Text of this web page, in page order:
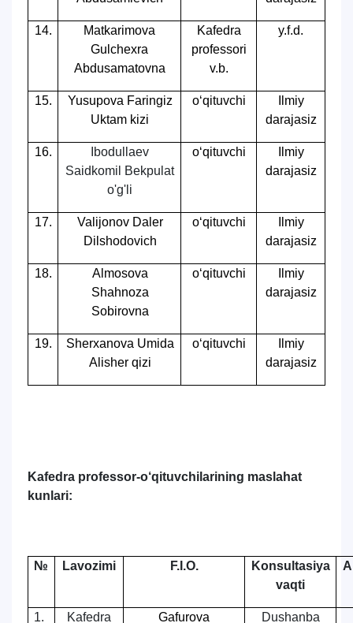
14.
Matkarimova
Gulchexra
Abdusamatovna
Kafedra
professori
v.b.
y.f.d.
15.
Yusupova Faringiz
Uktam kizi
o‘qituvchi
Ilmiy
darajasiz
16.
Ibodullaev
Saidkomil Bekpulat
o'g'li
o‘qituvchi
Ilmiy
darajasiz
17.
Valijonov Daler
Dilshodovich
o‘qituvchi
Ilmiy
darajasiz
18.
Almosova
Shahnoza
Sobirovna
o‘qituvchi
Ilmiy
darajasiz
19.
Sherxanova Umida
Alisher qizi
o‘qituvchi
Ilmiy
darajasiz
Kafedra professor-o‘qituvchilarining maslahat
kunlari:
№ Lavozimi F.I.O.
Konsultasiya
vaqti
1.
Kafedra
Gafurova
Dushanba